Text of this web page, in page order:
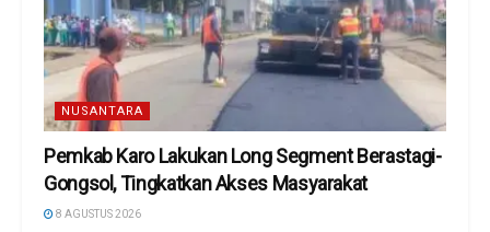
NUSANTARA
Pemkab Karo Lakukan Long Segment Berastagi-
Gongsol, Tingkatkan Akses Masyarakat
8 AGUSTUS 2026